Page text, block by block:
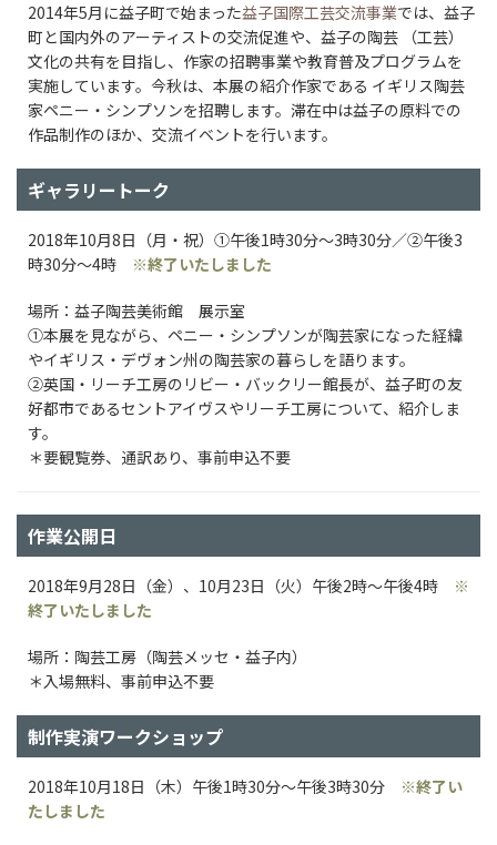
2014年5月に益子町で始まった益子国際工芸交流事業では、益子
町と国内外のアーティストの交流促進や、益子の陶芸 （工芸）
文化の共有を目指し、作家の招聘事業や教育普及プログラムを
実施しています。今秋は、本展の紹介作家である イギリス陶芸
家ペニー・シンプソンを招聘します。滞在中は益子の原料での
作品制作のほか、交流イベントを行います。
ギャラリートーク
2018年10月8日（月・祝）①午後1時30分～3時30分／②午後3
時30分〜4時 ※終了いたしました
場所：益子陶芸美術館 展示室
①本展を見ながら、ペニー・シンプソンが陶芸家になった経緯
やイギリス・デヴォン州の陶芸家の暮らしを語ります。
②英国・リーチ工房のリビー・バックリー館長が、益子町の友
好都市であるセントアイヴスやリーチ工房について、紹介しま
す。
＊要観覧券、通訳あり、事前申込不要
作業公開日
2018年9月28日（金）、10月23日（火）午後2時～午後4時 ※
終了いたしました
場所：陶芸工房（陶芸メッセ・益子内）
＊入場無料、事前申込不要
制作実演ワークショップ
2018年10月18日（木）午後1時30分～午後3時30分 ※終了い
たしました